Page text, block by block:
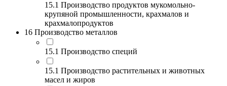
15.1 Производство продуктов мукомольно-
крупяной промышленности, крахмалов и
крахмалопродуктов
16 Производство металлов
15.1 Производство специй
15.1 Производство растительных и животных
масел и жиров